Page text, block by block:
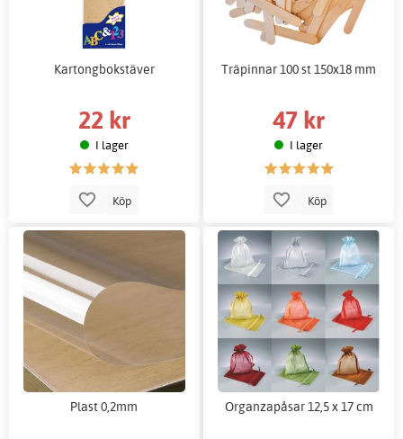
Kartongbokstäver
22 kr
I lager
Köp
Träpinnar 100 st 150x18 mm
47 kr
I lager
Köp
Plast 0,2mm Organzapåsar 12,5 x 17 cm